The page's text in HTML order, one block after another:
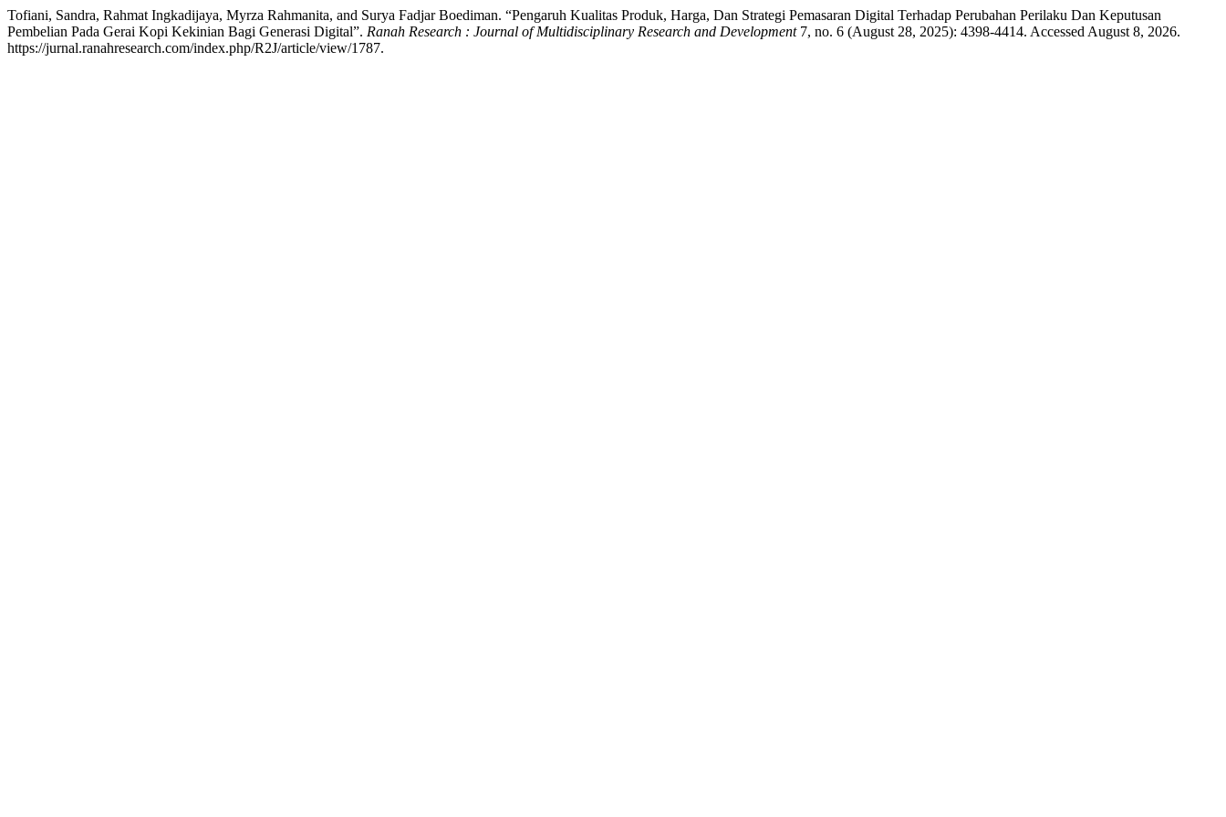
Tofiani, Sandra, Rahmat Ingkadijaya, Myrza Rahmanita, and Surya Fadjar Boediman. “Pengaruh Kualitas Produk, Harga, Dan Strategi Pemasaran Digital Terhadap Perubahan Perilaku Dan Keputusan
Pembelian Pada Gerai Kopi Kekinian Bagi Generasi Digital”. Ranah Research : Journal of Multidisciplinary Research and Development7, no. 6 (August 28, 2025): 4398-4414. Accessed August 8, 2026.
https://jurnal.ranahresearch.com/index.php/R2J/article/view/1787.